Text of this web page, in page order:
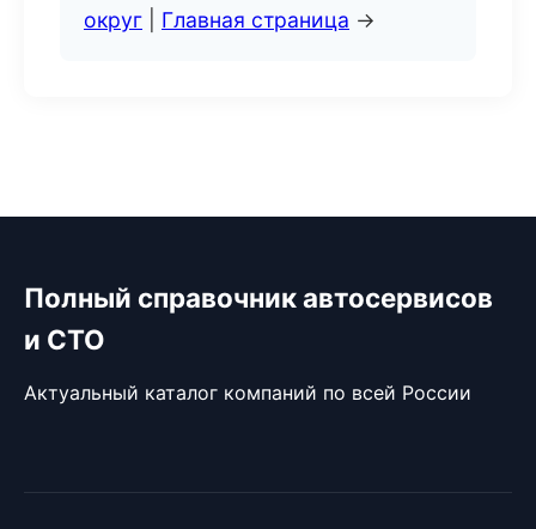
округ
Главная страница →
Полный справочник автосервисов
и СТО
Актуальный каталог компаний по всей России